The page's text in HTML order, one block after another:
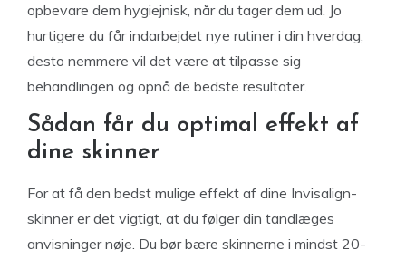
opbevare dem hygiejnisk, når du tager dem ud. Jo
hurtigere du får indarbejdet nye rutiner i din hverdag,
desto nemmere vil det være at tilpasse sig
behandlingen og opnå de bedste resultater.
Sådan får du optimal effekt af
dine skinner
For at få den bedst mulige effekt af dine Invisalign-
skinner er det vigtigt, at du følger din tandlæges
anvisninger nøje. Du bør bære skinnerne i mindst 20-